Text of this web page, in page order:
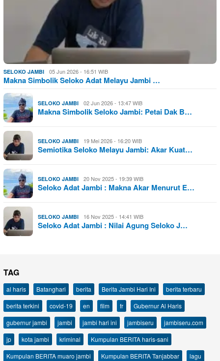
SELOKO JAMBI 05 Jun 2026 - 16:51 WIB
Makna Simbolik Seloko Adat Melayu Jambi …
SELOKO JAMBI 02 Jun 2026 - 13:47 WIB
Makna Simbolik Seloko Jambi: Petai Dak B…
SELOKO JAMBI 19 Mei 2026 - 16:20 WIB
Semiotika Seloko Melayu Jambi: Akar Kuat…
SELOKO JAMBI 20 Nov 2025 - 19:39 WIB
Seloko Adat Jambi : Makna Akar Menurut E…
SELOKO JAMBI 16 Nov 2025 - 14:41 WIB
Seloko Adat Jambi : Nilai Agung Seloko J…
TAG
al haris Batanghari berita Berita Jambi Hari Ini
berita terbaru
berita terkini
covid-19 en film fr
Gubernur Al Haris
gubernur jambi
jambi jambi hari ini jambiseru
jambiseru.com
jp
kota jambi kriminal
Kumpulan BERITA haris-sani
Kumpulan BERITA muaro jambi
Kumpulan BERITA Tanjabbar
lagu